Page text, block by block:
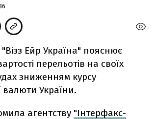
"Візз Ейр Україна" пояснює
перельотів на своїх
зниженням курсу
валюти України.
агентству "Інтерфакс-